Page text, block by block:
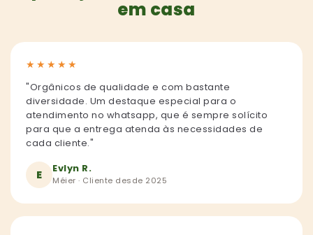
em casa
★ ★ ★ ★ ★
"Orgânicos de qualidade e com bastante
diversidade. Um destaque especial para o
atendimento no whatsapp, que é sempre solícito
para que a entrega atenda às necessidades de
cada cliente."
E Evlyn R.
Méier · Cliente desde 2025